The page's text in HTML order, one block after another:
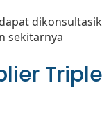
sekitarnya